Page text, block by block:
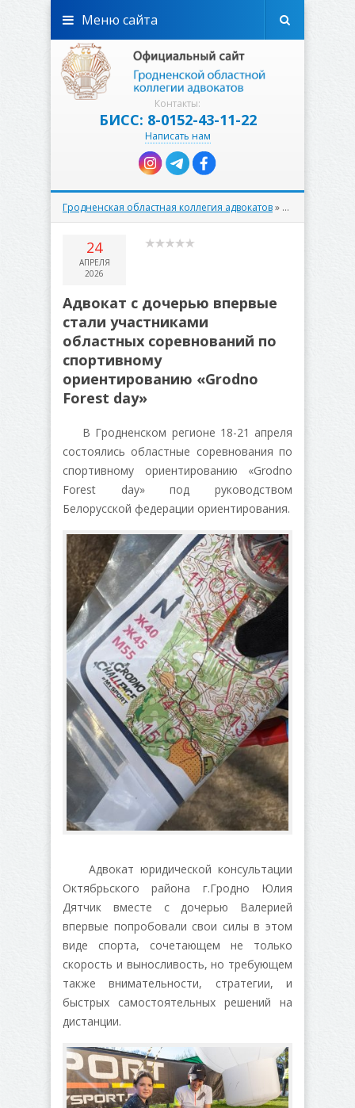
Контакты:
БИСС: 8-0152-43-11-22
Написать нам
Меню сайта
Гродненская областная коллегия адвокатов» К сведению
24
АПРЕЛЯ
2026
Адвокат с дочерью впервые
стали участниками
областных соревнований по
спортивному
ориентированию «Grodno
Forest day»
В Гродненском регионе 18-21 апреля
состоялись областные соревнования по
спортивному ориентированию «Grodno
Forest day» под руководством
Белорусской федерации ориентирования.
Адвокат юридической консультации
Октябрьского района г.Гродно Юлия
Дятчик вместе с дочерью Валерией
впервые попробовали свои силы в этом
виде спорта, сочетающем не только
скорость и выносливость, но требующем
также внимательности, стратегии, и
быстрых самостоятельных решений на
дистанции.